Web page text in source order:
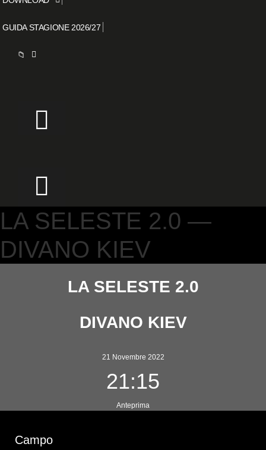
GUIDA STAGIONE 2026/27
📁
LA SELESTE 2.0 —
DIVANO KIEV
LA SELESTE 2.0
DIVANO KIEV
21 Novembre 2022
21:15
Anteprima
Campo